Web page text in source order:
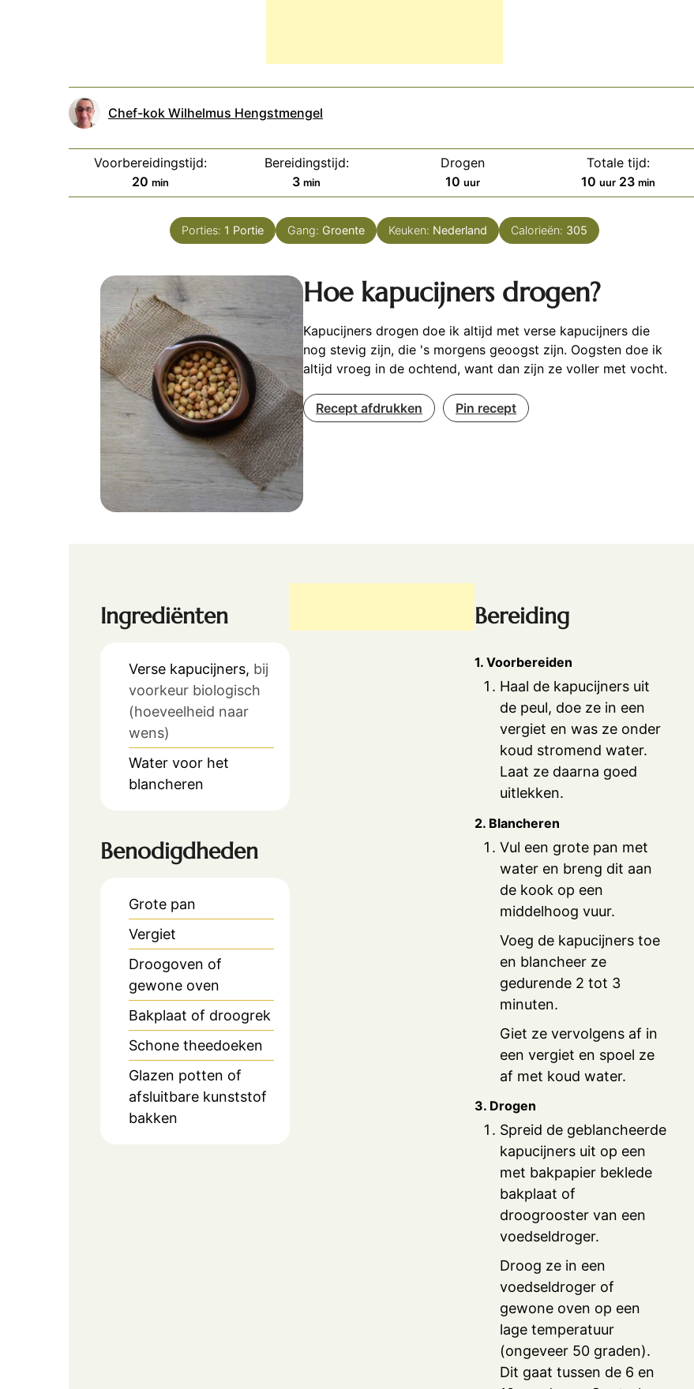
Chef-kok Wilhelmus Hengstmengel
Voorbereidingstijd:
20 minuten
min
Bereidingstijd:
3minuten
min
Drogen
10uur
uur
Totale tijd:
10 uur
uur 23minuten
min
Porties: 1 Portie Gang: Groente Keuken: Nederland Calorieën: 305
Hoe kapucijners drogen?
Kapucijners drogen doe ik altijd met verse kapucijners die
nog stevig zijn, die 's morgens geoogst zijn. Oogsten doe ik
altijd vroeg in de ochtend, want dan zijn ze voller met vocht.
Recept afdrukken Pin recept
Ingrediënten
Verse kapucijners, bij
voorkeur biologisch
(hoeveelheid naar
wens)
Water voor het
blancheren
Benodigdheden
Grote pan
Vergiet
Droogoven of
gewone oven
Bakplaat of droogrek
Schone theedoeken
Glazen potten of
afsluitbare kunststof
bakken
Bereiding
1. Voorbereiden
Haal de kapucijners uit
de peul, doe ze in een
vergiet en was ze onder
koud stromend water.
Laat ze daarna goed
uitlekken.
2. Blancheren
Vul een grote pan met
water en breng dit aan
de kook op een
middelhoog vuur.
Voeg de kapucijners toe
en blancheer ze
gedurende 2 tot 3
minuten.
Giet ze vervolgens af in
een vergiet en spoel ze
af met koud water.
3. Drogen
Spreid de geblancheerde
kapucijners uit op een
met bakpapier beklede
bakplaat of
droogrooster van een
voedseldroger.
Droog ze in een
voedseldroger of
gewone oven op een
lage temperatuur
(ongeveer 50 graden).
Dit gaat tussen de 6 en